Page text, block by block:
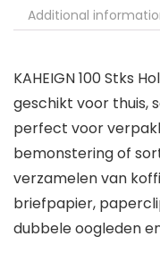
Additional
KAHEIGN 100 Stks
geschikt voor thuis,
perfect voor
bemonstering of
verzamelen van
briefpapier,
dubbele oogleden